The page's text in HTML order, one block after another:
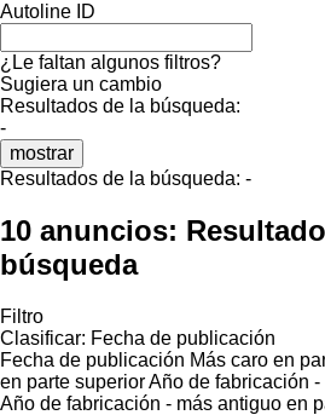
Autoline ID
¿Le faltan algunos filtros?
Sugiera un cambio
Resultados de la búsqueda:
-
mostrar
Resultados de la búsqueda: -
10 anuncios:
búsqueda
Filtro
Clasificar: Fecha de publicación
Fecha de publicación Más caro en
en parte superiorAño de fabricación
Año de fabricación - más antiguo en